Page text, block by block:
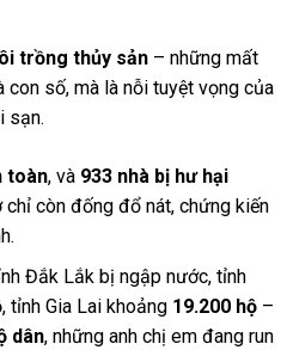
trồng thủy sản– những mất
con số, mà là nỗi tuyệt vọng của
sạn.
toàn, và 933 nhà bị hư hại
còn đống đổ nát, chứng kiến
Đắk Lắk bị ngập nước, tỉnh
, tỉnh Gia Lai khoảng 19.200 hộ–
dân, những anh chị em đang run